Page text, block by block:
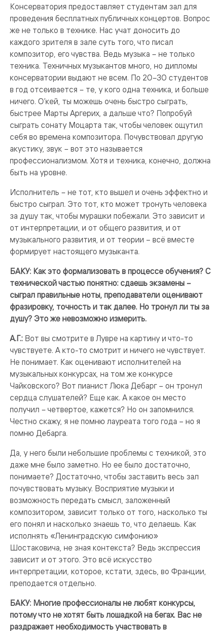
Консерватория предоставляет студентам зал для
проведения бесплатных публичных концертов. Вопрос
же не только в технике. Нас учат доносить до
каждого зрителя в зале суть того, что писал
композитор, его чувства. Ведь музыка – не только
техника. Техничных музыкантов много, но дипломы
консерватории выдают не всем. По 20–30 студентов
в год отсеивается – те, у кого одна техника, и больше
ничего. О’кей, ты можешь очень быстро сыграть,
быстрее Марты Аргерих, а дальше что? Попробуй
сыграть сонату Моцарта так, чтобы человек ощутил
себя во времена композитора. Почувствовал другую
акустику, звук – вот это называется
профессионализмом. Хотя и техника, конечно, должна
быть на уровне.
Исполнитель – не тот, кто вышел и очень эффектно и
быстро сыграл. Это тот, кто может тронуть человека
за душу так, чтобы мурашки побежали. Это зависит и
от интерпретации, и от общего развития, и от
музыкального развития, и от теории – всё вместе
формирует настоящего музыканта.
БАКУ: Как это формализовать в процессе обучения? С
технической частью понятно: сдаешь экзамены –
сыграл правильные ноты, преподаватели оценивают
фразировку, точность и так далее. Но тронул ли ты за
душу? Это же невозможно измерить.
А.Г.: Вот вы смотрите в Лувре на картину и что-то
чувствуете. А кто-то смотрит и ничего не чувствует.
Не понимает. Как оценивают исполнителей на
музыкальных конкурсах, на том же конкурсе
Чайковского? Вот пианист Люка Дебарг – он тронул
сердца слушателей? Еще как. А какое он место
получил – четвертое, кажется? Но он запомнился.
Честно скажу, я не помню лауреата того года – но я
помню Дебарга.
Да, у него были небольшие проблемы с техникой, это
даже мне было заметно. Но ее было достаточно,
понимаете? Достаточно, чтобы заставить весь зал
почувствовать музыку. Восприятие музыки и
возможность передать смысл, заложенный
композитором, зависит только от того, насколько ты
его понял и насколько знаешь то, что делаешь. Как
исполнять «Ленинградскую симфонию»
Шостаковича, не зная контекста? Ведь экспрессия
зависит и от этого. Это всё искусство
интерпретации, которое, кстати, здесь, во Франции,
преподается отдельно.
БАКУ: Многие профессионалы не любят конкурсы,
потому что не хотят быть лошадкой на бегах. Вас не
раздражает необходимость участвовать в